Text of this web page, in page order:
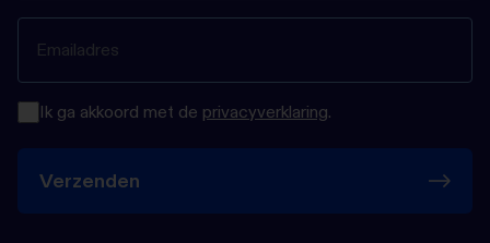
Ik ga akkoord met de privacyverklaring.
Verzenden